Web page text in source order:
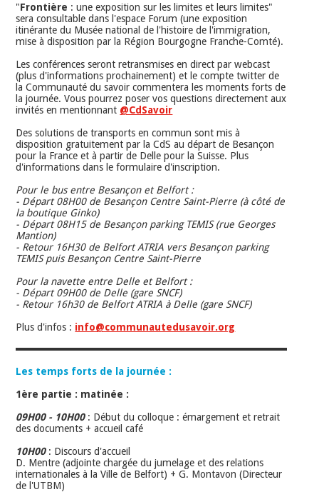
"Frontière : une exposition sur les limites et leurs limites"
sera consultable dans l'espace Forum (une exposition
itinérante du Musée national de l'histoire de l'immigration,
mise à disposition par la Région Bourgogne Franche-Comté).
Les conférences seront retransmises en direct par webcast
(plus d'informations prochainement) et le compte twitter de
la Communauté du savoir commentera les moments forts de
la journée. Vous pourrez poser vos questions directement aux
invités en mentionnant @CdSavoir
Des solutions de transports en commun sont mis à
disposition gratuitement par la CdS au départ de Besançon
pour la France et à partir de Delle pour la Suisse. Plus
d'informations dans le formulaire d'inscription.
Pour le bus entre Besançon et Belfort :
- Départ 08H00 de Besançon Centre Saint-Pierre (à côté de
la boutique Ginko)
- Départ 08H15 de Besançon parking TEMIS (rue Georges
Mantion)
- Retour 16H30 de Belfort ATRIA vers Besançon parking
TEMIS puis Besançon Centre Saint-Pierre
Pour la navette entre Delle et Belfort :
- Départ 09H00 de Delle (gare SNCF)
- Retour 16h30 de Belfort ATRIA à Delle (gare SNCF)
Plus d'infos : info@communautedusavoir.org
Les temps forts de la journée :
1ère partie : matinée :
09H00 - 10H00: Début du colloque : émargement et retrait
des documents + accueil café
10H00: Discours d'accueil
D. Mentre (adjointe chargée du jumelage et des relations
internationales à la Ville de Belfort) + G. Montavon (Directeur
de l'UTBM)